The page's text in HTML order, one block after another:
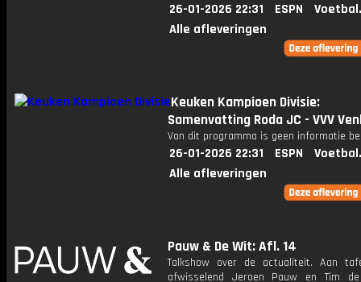
26-01-2026 22:31 ESPN
Alle afleveringen
Keuken Kampioen Divisie:
Samenvatting Roda JC - VVV
Van dit programma is geen informatie
26-01-2026 22:31 ESPN
Alle afleveringen
Pauw & De Wit: Afl. 14
Talkshow over de actualiteit. Aan
afwisselend Jeroen Pauw en Tim